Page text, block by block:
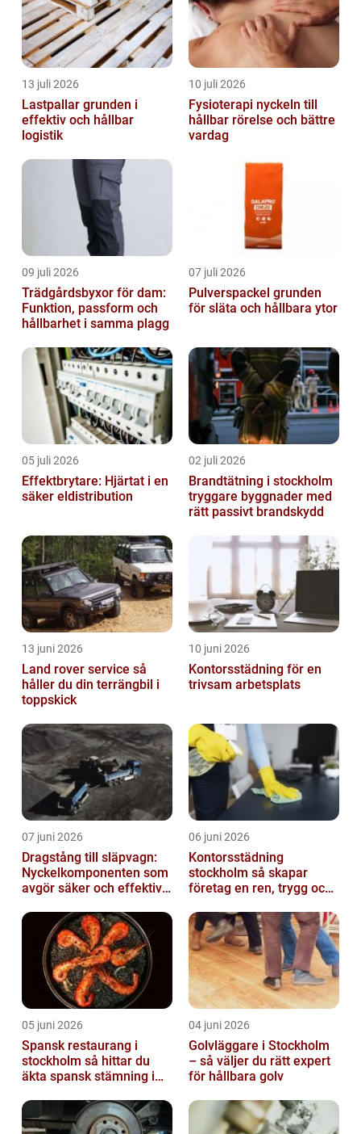
13 juli 2026
Lastpallar grunden i
effektiv och hållbar
logistik
10 juli 2026
Fysioterapi nyckeln till
hållbar rörelse och bättre
vardag
09 juli 2026
Trädgårdsbyxor för dam:
Funktion, passform och
hållbarhet i samma plagg
07 juli 2026
Pulverspackel grunden
för släta och hållbara ytor
05 juli 2026
Effektbrytare: Hjärtat i en
säker eldistribution
02 juli 2026
Brandtätning i stockholm
tryggare byggnader med
rätt passivt brandskydd
13 juni 2026
Land rover service så
håller du din terrängbil i
toppskick
10 juni 2026
Kontorsstädning för en
trivsam arbetsplats
07 juni 2026
Dragstång till släpvagn:
Nyckelkomponenten som
avgör säker och effektiv
06 juni 2026
Kontorsstädning
stockholm så skapar
företag en ren, trygg och
05 juni 2026
Spansk restaurang i
stockholm så hittar du
äkta spansk stämning i
04 juni 2026
Golvläggare i Stockholm
– så väljer du rätt expert
för hållbara golv